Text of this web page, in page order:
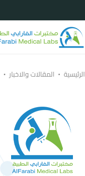
الرئيسية المقالات والاخبار